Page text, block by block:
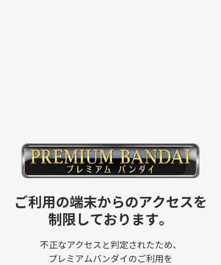
ご利用の端末からのアクセスを
制限しております。
不正なアクセスと判定されたため、
プレミアムバンダイのご利用を